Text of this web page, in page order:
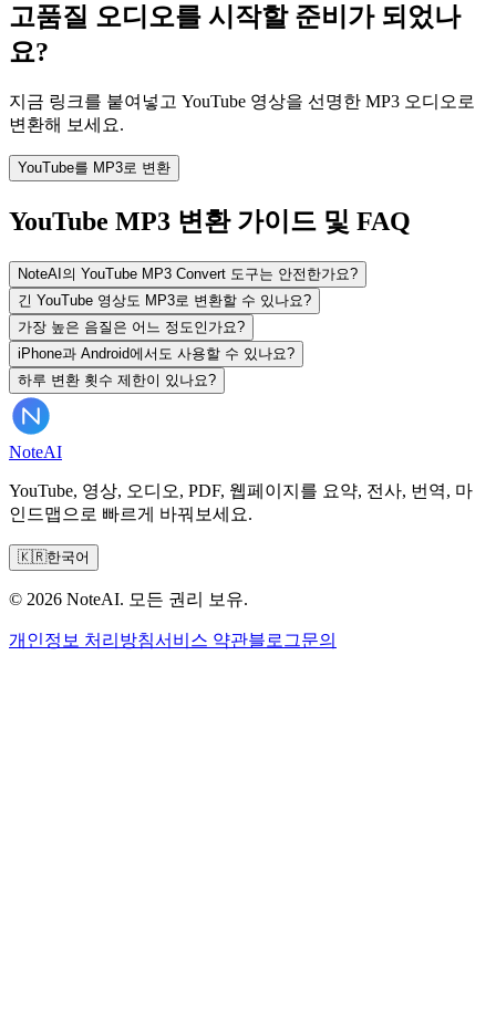
고품질 오디오를 시작할 준비가 되었나
요?
지금 링크를 붙여넣고 YouTube 영상을 선명한 MP3 오디오로
변환해 보세요.
YouTube를 MP3로 변환
YouTube MP3 변환 가이드 및 FAQ
NoteAI의 YouTube MP3 Convert 도구는 안전한가요?
긴 YouTube 영상도 MP3로 변환할 수 있나요?
가장 높은 음질은 어느 정도인가요?
iPhone과 Android에서도 사용할 수 있나요?
하루 변환 횟수 제한이 있나요?
NoteAI
YouTube, 영상, 오디오, PDF, 웹페이지를 요약, 전사, 번역, 마
인드맵으로 빠르게 바꿔보세요.
🇰🇷한국어
© 2026 NoteAI. 모든 권리 보유.
개인정보 처리방침서비스 약관블로그문의